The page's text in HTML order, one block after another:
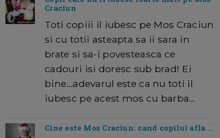
Craciun
Toti copiii il iubesc pe Mos Craciun
si cu totii asteapta sa ii sara in
brate si sa-i povesteasca ce
cadouri isi doresc sub brad! Ei
bine...adevarul este ca nu toti il
iubesc pe acest mos cu barba…
Cine este Mos Craciun: cand copilul afla ...